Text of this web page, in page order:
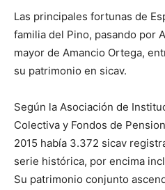
Las principales fortunas de
familia del Pino, pasando por
mayor de Amancio Ortega,
su patrimonio en sicav.
Según la Asociación de
Colectiva y Fondos de
2015 había 3.372 sicav
serie histórica, por encima
Su patrimonio conjunto